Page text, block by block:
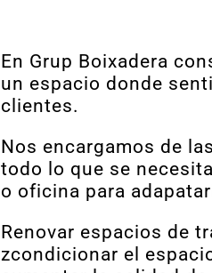
En Grup Boixadera
un espacio donde
clientes.
Nos encargamos de
todo lo que se
o oficina para
Renovar espacios de
zcondicionar el